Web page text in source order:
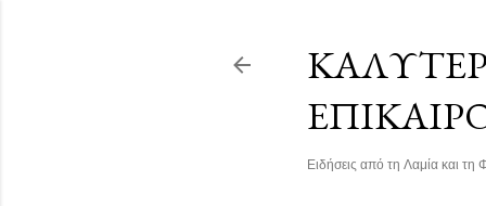
Ειδήσεις από τη Λαμία και τη